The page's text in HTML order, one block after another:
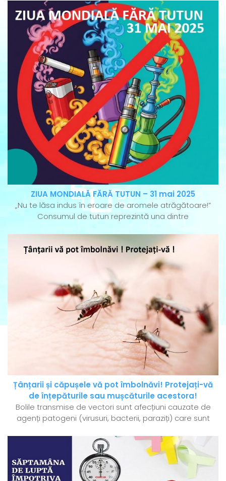
ZIUA MONDIALĂ FĂRĂ TUTUN – 31 mai 2025
„Nu te lăsa indus în eroare de aromele atrăgătoare!”
Consumul de tutun reprezintă una dintre
Țânțarii și căpușele vă pot îmbolnăvi! Protejați-vă
de înțepăturile sau mușcăturile acestora!
Bolile transmise de vectori sunt afecțiuni cauzate de
agenți patogeni (virusuri, bacterii, paraziți) care sunt